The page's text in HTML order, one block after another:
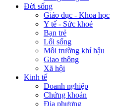
Đời sống
Giáo dục - Khoa học
Y tế - Sức khoẻ
Bạn trẻ
Lối sống
Môi trường khí hậu
Giao thông
Xã hội
Kinh tế
Doanh nghiệp
Chứng khoán
Địa phương